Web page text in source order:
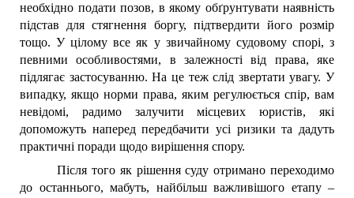
необхідно подати позов, в якому обґрунтувати наявність
підстав для стягнення боргу, підтвердити його розмір
тощо. У цілому все як у звичайному судовому спорі, з
певними особливостями, в залежності від права, яке
підлягає застосуванню. На це теж слід звертати увагу. У
випадку, якщо норми права, яким регулюється спір, вам
невідомі, радимо залучити місцевих юристів, які
допоможуть наперед передбачити усі ризики та дадуть
практичні поради щодо вирішення спору.
Після того як рішення суду отримано переходимо
до останнього, мабуть, найбільш важливішого етапу –